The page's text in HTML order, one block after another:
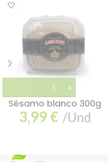
Sésamo blanco 300g
3,99€ /Und